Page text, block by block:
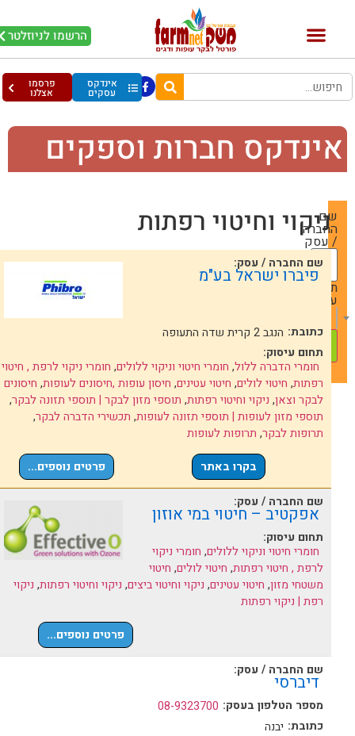
הרשמו לניוזלטר
אינדקס
עסקים
פרסמו
אצלנו
חברות וספקים
שם
החברה
/ עסק
תחום
עיסוק
— Choose One —
ניקוי וחיטוי רפתות
שם החברה / עסק:
פיברו ישראל בע"מ
כתובת: הנגב 2 קרית שדה התעופה
תחום עיסוק:
חומרי הדברה ללול,חומרי חיטוי וניקוי ללולים,חומרי ניקוי לרפת , חיטוי
רפתות,חיטוי לולים,חיטוי עטינים,חיסון עופות ,חיסונים לעופות,חיסונים
לבקר וצאן,ניקוי וחיטוי רפתות,תוספי מזון לבקר | תוספי תזונה לבקר,
תוספי מזון לעופות | תוספי תזונה לעופות,תכשירי הדברה לבקר,
תרופות לבקר,תרופות לעופות
פרטים נוספים...
בקרו באתר
שם החברה / עסק:
אפקטיב – חיטוי במי אוזון
תחום עיסוק:
חומרי חיטוי וניקוי ללולים,חומרי ניקוי
לרפת , חיטוי רפתות,חיטוי לולים,חיטוי
משטחי מזון,חיטוי עטינים,ניקוי וחיטוי ביצים,ניקוי וחיטוי רפתות,ניקוי
רפת | ניקוי רפתות
פרטים נוספים...
שם החברה / עסק:
דיברסי
מספר הטלפון בעסק: 08-9323700
כתובת: יבנה